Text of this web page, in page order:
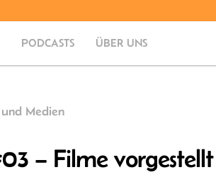
PODCASTS ÜBER UNS
Medien
– Filme vorgestellt